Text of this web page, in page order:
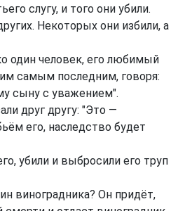
слугу, и того они убили.
Некоторых они избили, а
один человек, его любимый
самым последним, говоря:
сыну с уважением".
друг другу: "Это —
его, наследство будет
убили и выбросили его труп
виноградника? Он придёт,